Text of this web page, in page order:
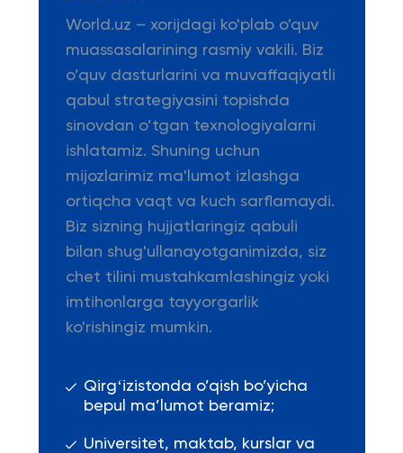
World.uz – xorijdagi ko'plab o'quv
muassasalarining rasmiy vakili. Biz
o’quv dasturlarini va muvaffaqiyatli
qabul strategiyasini topishda
sinovdan o’tgan texnologiyalarni
ishlatamiz. Shuning uchun
mijozlarimiz ma'lumot izlashga
ortiqcha vaqt va kuch sarflamaydi.
Biz sizning hujjatlaringiz qabuli
bilan shug'ullanayotganimizda, siz
chet tilini mustahkamlashingiz yoki
imtihonlarga tayyorgarlik
ko'rishingiz mumkin.
Qirgʻizistonda o’qish bo’yicha
bepul ma’lumot beramiz;
Universitet, maktab, kurslar va